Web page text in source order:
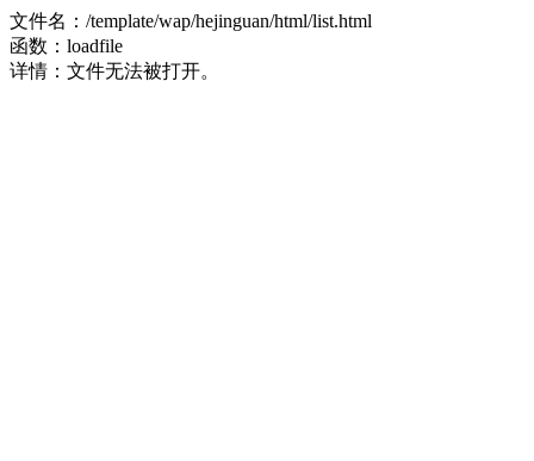
文件名：/template/wap/hejinguan/html/list.html
函数：loadfile
详情：文件无法被打开。